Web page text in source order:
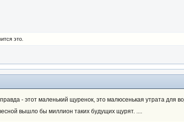
это.
- этот маленький щуренок, это малюсенькая утрата для
вышло бы миллион таких будущих щурят. ....